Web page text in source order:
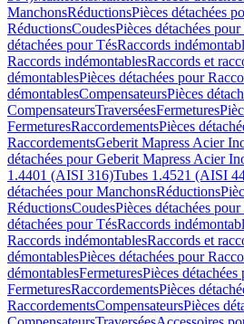
ManchonsRéductionsPièces détachées
RéductionsCoudesPièces détachées
détachées pour TésRaccords
Raccords indémontablesRaccords et
démontablesPièces détachées pour
démontablesCompensateursPièces
CompensateursTraverséesFermetures
FermeturesRaccordementsPièces
RaccordementsGeberit Mapress Acier
détachées pour Geberit Mapress Acier
1.4401 (AISI 316)Tubes 1.4521 (AISI
détachées pour ManchonsRéductions
RéductionsCoudesPièces détachées
détachées pour TésRaccords
Raccords indémontablesRaccords et
démontablesPièces détachées pour
démontablesFermeturesPièces détachées
FermeturesRaccordementsPièces
RaccordementsCompensateursPièces